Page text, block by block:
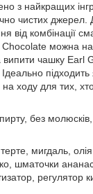
з найкращих
чистих
від комбінації
можна
чашку Earl
підходить
ходу для тих,
без
мигдаль,
шматочки
регулятор